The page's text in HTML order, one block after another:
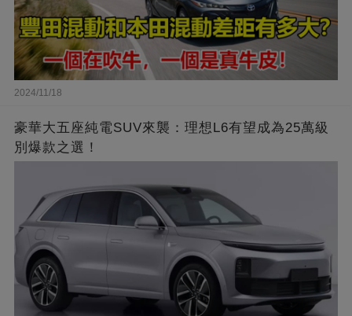
2024/11/18
豪華大五座純電SUV來襲：理想L6有望成為25萬級
別爆款之選！